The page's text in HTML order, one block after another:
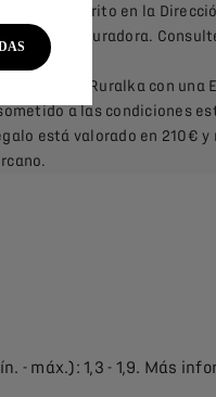
inscrito en la
de la aseguradora.
cofre de Ruralka con una
a las condiciones
está valorado en 210€
- máx.): 1,3 - 1,9. Más